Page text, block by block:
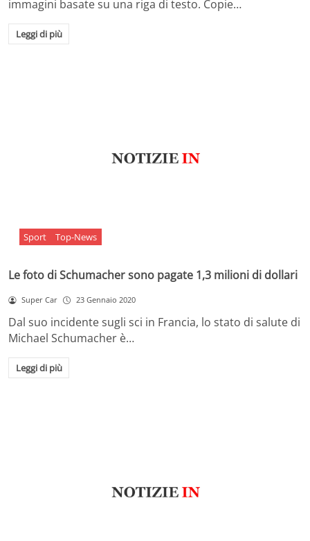
immagini basate su una riga di testo. Copie…
Leggi di più
Sport Top-News
Le foto di Schumacher sono pagate 1,3 milioni di dollari
Super Car 23 Gennaio 2020
Dal suo incidente sugli sci in Francia, lo stato di salute di
Michael Schumacher è…
Leggi di più